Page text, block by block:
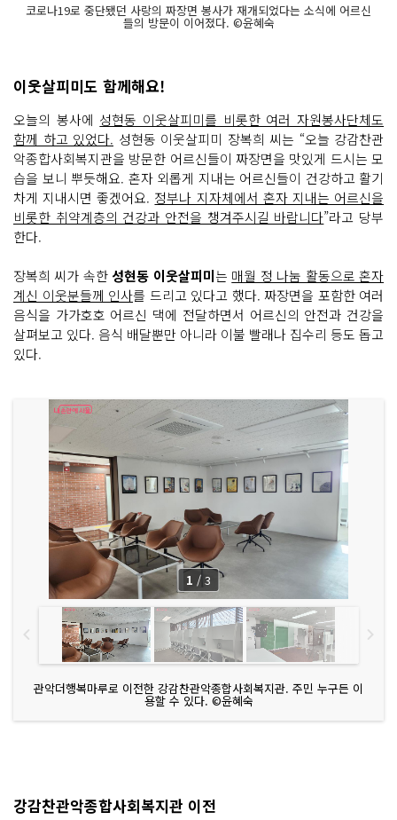
코로나19로 중단됐던 사랑의 짜장면 봉사가 재개되었다는 소식에 어르신
들의 방문이 이어졌다. ©윤혜숙
이웃살피미도 함께해요!
오늘의 봉사에 성현동 이웃살피미를 비롯한 여러 자원봉사단체도
함께 하고 있었다. 성현동 이웃살피미 장복희 씨는 “오늘 강감찬관
악종합사회복지관을 방문한 어르신들이 짜장면을 맛있게 드시는 모
습을 보니 뿌듯해요. 혼자 외롭게 지내는 어르신들이 건강하고 활기
차게 지내시면 좋겠어요. 정부나 지자체에서 혼자 지내는 어르신을
비롯한 취약계층의 건강과 안전을 챙겨주시길 바랍니다”라고 당부
한다.
장복희 씨가 속한 성현동 이웃살피미는 매월 정 나눔 활동으로 혼자
계신 이웃분들께 인사를 드리고 있다고 했다. 짜장면을 포함한 여러
음식을 가가호호 어르신 댁에 전달하면서 어르신의 안전과 건강을
살펴보고 있다. 음식 배달뿐만 아니라 이불 빨래나 집수리 등도 돕고
있다.
관악더행복마루로 이전한 강감찬관악종합사회복지관. 주민 누구든 이
용할 수 있다. ©윤혜숙
1 / 3
강감찬관악종합사회복지관 이전